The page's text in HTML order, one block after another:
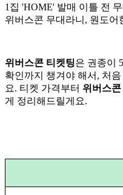
1집 'HOME' 발매 이틀 전
위버스콘 무대라니, 원도어
위버스콘 티켓팅은 권종이
확인까지 챙겨야 해서, 처
요. 티켓 가격부터 위버스콘
게 정리해드릴게요.